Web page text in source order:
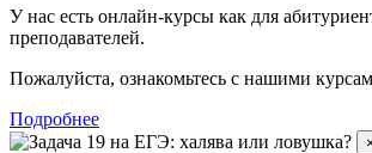
У нас есть онлайн-курсы как для
преподавателей.
Пожалуйста, ознакомьтесь с нашими
Подробнее